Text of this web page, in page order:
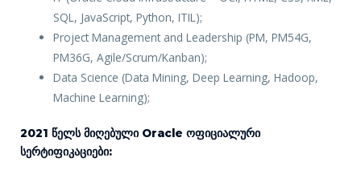
SQL, JavaScript, Python, ITIL);
Project Management and Leadership (PM, PM54G,
PM36G, Agile/Scrum/Kanban);
Data Science (Data Mining, Deep Learning, Hadoop,
Machine Learning);
2021 Წელს Მიღებული Oracle Ოფიციალური
Სერტიფიკაციები: